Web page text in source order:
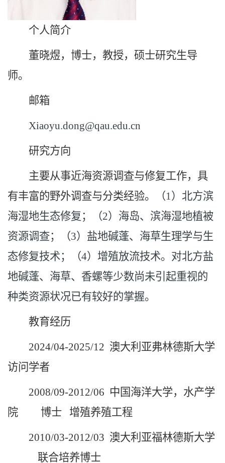
个人简介
董晓煜，博士，教授，硕士研究生导
师。
邮箱
Xiaoyu.dong@qau.edu.cn
研究方向
主要从事近海资源调查与修复工作，具
有丰富的野外调查与分类经验。
（1）北方滨
海湿地生态修复；（2）海岛、滨海湿地植被
资源调查；（3）盐地碱蓬、海草生理学与生
态修复技术；（4）增殖放流技术。对北方盐
地碱蓬、海草、香螺等少数尚未引起重视的
种类资源状况已有较好的掌握。
教育经历
2024/04-2025/12 澳大利亚弗林德斯大学
访问学者
2008/09-2012/06 中国海洋大学，水产学
院 博士 增殖养殖工程
2010/03-2012/03 澳大利亚福林德斯大学
联合培养博士